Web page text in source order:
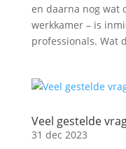
en daarna nog wat
werkkamer – is
professionals. Wat
Veel gestelde
31 dec 2023